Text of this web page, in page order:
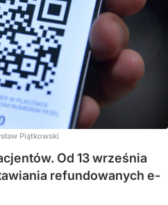
Piątkowski
Od 13 września
refundowanych e-